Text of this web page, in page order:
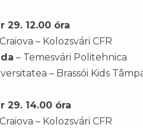
29. 12.00 óra
– Kolozsvári CFR
– Temesvári Politehnica
– Brassói Kids
29. 14.00 óra
– Kolozsvári CFR